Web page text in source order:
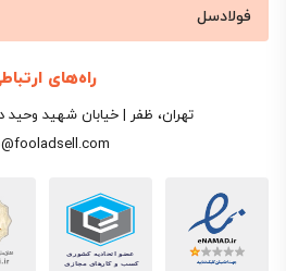
فولادسل
راه‌های
تهران، ظفر | خیابان شهید وحید